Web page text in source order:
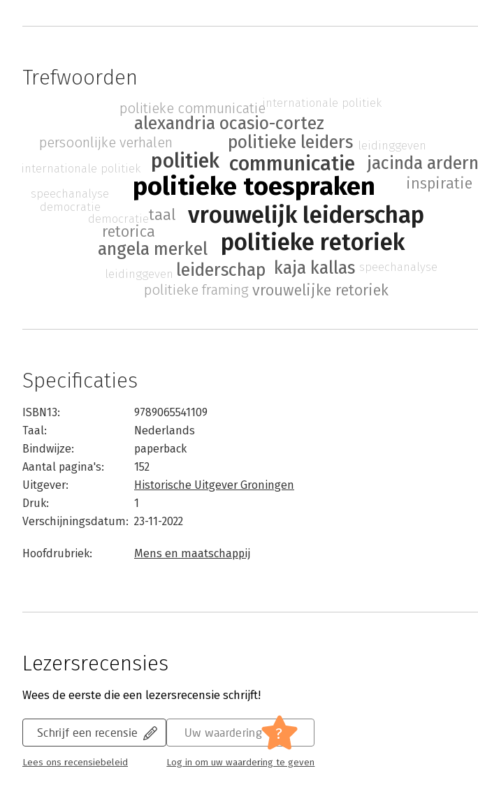
Trefwoorden
politieke toespraken
vrouwelijk leiderschap
politieke retoriek
politiek communicatie
politieke leiders
kaja kallas
leiderschap
alexandria ocasio-cortez
angela merkel
jacinda ardern
retorica
taal
inspiratie
vrouwelijke retoriek
persoonlijke verhalen
politieke framing
politieke communicatie
leidinggeven
democratie
internationale politiek
speechanalyse
leidinggeven
democratie
internationale politiek
speechanalyse
Specificaties
ISBN13:
9789065541109
Taal:
Nederlands
Bindwijze:
paperback
Aantal pagina's:
152
Uitgever:
Historische Uitgever Groningen
Druk:
1
Verschijningsdatum: 23-11-2022
Hoofdrubriek: Mens en maatschappij
Lezersrecensies
Wees de eerste die een lezersrecensie schrijft!
Schrijf een recensie
Lees ons recensiebeleid
Uw waardering ?
Log in om uw waardering te geven